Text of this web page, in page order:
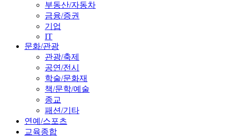
부동산/자동차
금융/증권
기업
IT
문화/관광
관광/축제
공연/전시
학술/문화재
책/문학/예술
종교
패션/기타
연예/스포츠
교육종합